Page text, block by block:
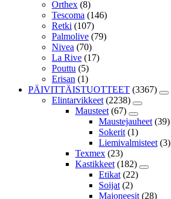
Orthex (8)
Tescoma (146)
Retki (107)
Palmolive (79)
Nivea (70)
La Rive (17)
Pouttu (5)
Erisan (1)
PÄIVITTÄISTUOTTEET (3367)
Elintarvikkeet (2238)
Mausteet (67)
Maustejauheet (39)
Sokerit (1)
Liemivalmisteet (3)
Texmex (23)
Kastikkeet (182)
Etikat (22)
Soijat (2)
Majoneesit (28)